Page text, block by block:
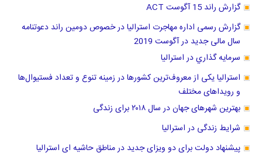
گزارش راند 15 آگوست ACT
گزارش رسمی اداره مهاجرت استرالیا در خصوص دومین راند دعوتنامه
سال مالی جدید در آگوست 2019
سرمايه گذاري در استراليا
استرالیا یکی از معروف‌ترین کشورها در زمینه تنوع و تعداد فستیوال‌ها
و رویداهای مختلف
بهترین شهرهای جهان در سال ۲۰۱۸ برای زندگی
شرایط زندگی در استرالیا
پیشنهاد دولت برای دو ویزای جدید در مناطق حاشیه ای استرالیا